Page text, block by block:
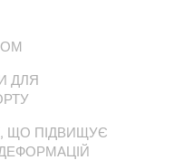
ДЛЯ
ЩО ПІДВИЩУЄ
ДЕФОРМАЦІЙ